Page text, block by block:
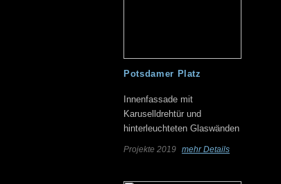
Potsdamer Platz
Innenfassade mit
Karuselldrehtür und
hinterleuchteten Glaswänden
Projekte 2019 mehr Details